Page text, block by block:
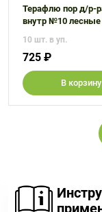
Терафлю пор д/р-
внутр №10 лесные
10 шт. в уп.
725 ₽
В корзину